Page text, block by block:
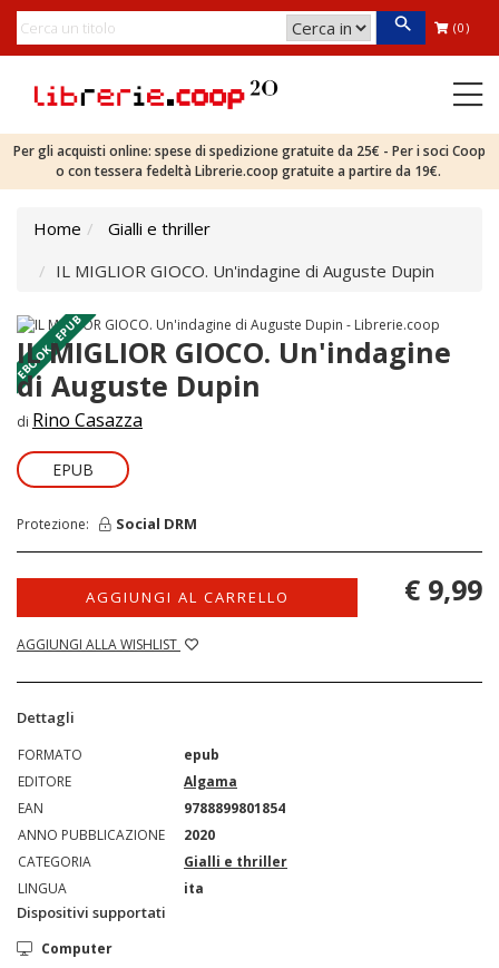
(0)
Per gli acquisti online: spese di spedizione gratuite da 25€ - Per i soci Coop
o con tessera fedeltà Librerie.coop gratuite a partire da 19€.
Home
Gialli e thriller
IL MIGLIOR GIOCO. Un'indagine di Auguste Dupin
EBOOK - EPUB
IL MIGLIOR GIOCO. Un'indagine
di Auguste Dupin
di Rino Casazza
EPUB
Protezione: Social DRM
AGGIUNGI AL CARRELLO
AGGIUNGI ALLA WISHLIST
€ 9,99
Dettagli
FORMATO
epub
EDITORE
Algama
EAN
9788899801854
ANNO PUBBLICAZIONE
2020
CATEGORIA
Gialli e thriller
LINGUA
ita
Dispositivi supportati
Computer